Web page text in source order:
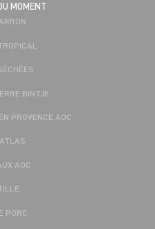
MOMENT
BINTJE
PROVENCE AOC
AOC
PORC